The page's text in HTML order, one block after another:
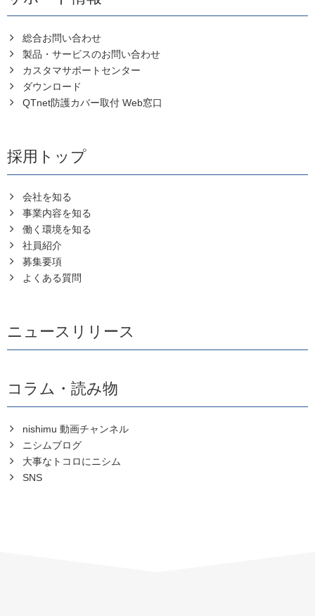
総合お問い合わせ
製品・サービスのお問い合わせ
カスタマサポートセンター
ダウンロード
QTnet防護カバー取付 Web窓口
採用トップ
会社を知る
事業内容を知る
働く環境を知る
社員紹介
募集要項
よくある質問
ニュースリリース
コラム・読み物
nishimu 動画チャンネル
ニシムブログ
大事なトコロにニシム
SNS